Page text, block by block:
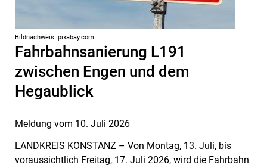
Bildnachweis: pixabay.com
Meldung vom 10. Juli 2026
Fahrbahnsanierung L191
zwischen Engen und dem
Hegaublick
LANDKREIS KONSTANZ – Von Montag, 13. Juli, bis
voraussichtlich Freitag, 17. Juli 2026, wird die Fahrbahn